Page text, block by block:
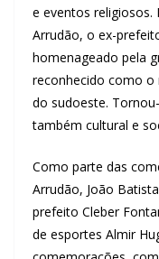
e eventos
Arrudão, o ex-
homenageado pela
reconhecido como o
do sudoeste.
também cultural e
Como parte das
Arrudão, João
prefeito Cleber
de esportes Almir